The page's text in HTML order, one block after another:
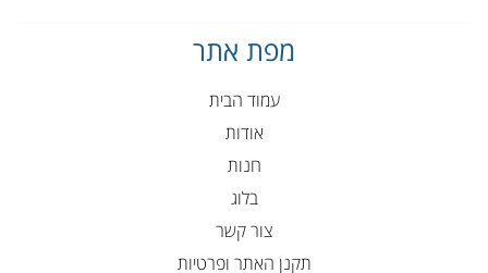
מפת אתר
עמוד הבית
אודות
חנות
בלוג
צור קשר
תקנן האתר ופרטיות